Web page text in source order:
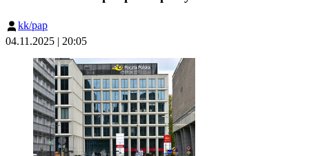
kk/pap
04.11.2025 | 20:05